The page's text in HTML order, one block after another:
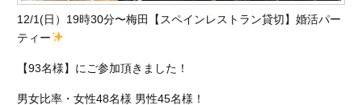
12/1(日）19時30分〜梅田【スペインレストラン貸切】婚活パー
ティー
【93名様】にご参加頂きました！
男女比率・女性48名様 男性45名様！